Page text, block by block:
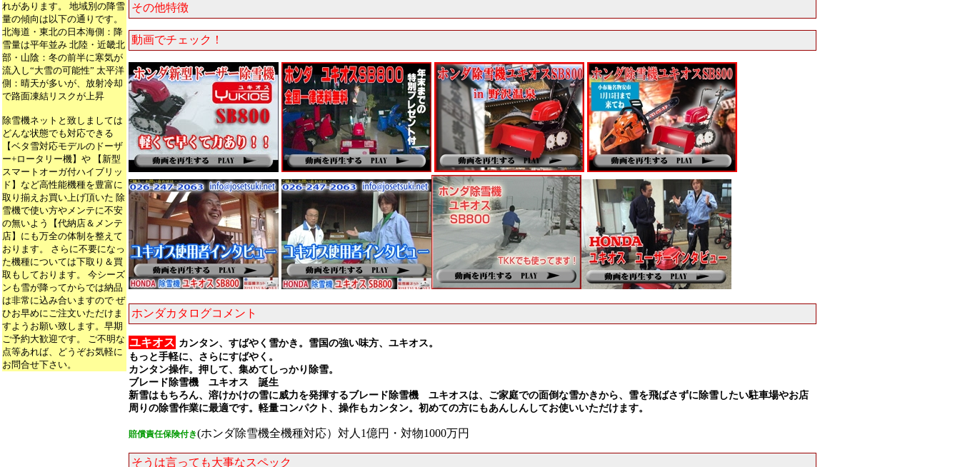
れがあります。 地域別の降雪
量の傾向は以下の通りです。
北海道・東北の日本海側：降
雪量は平年並み 北陸・近畿北
部・山陰：冬の前半に寒気が
流入し“大雪の可能性” 太平洋
側：晴天が多いが、放射冷却
で路面凍結リスクが上昇
除雪機ネットと致しましては
どんな状態でも対応できる
【ベタ雪対応モデルのドーザ
ー+ロータリー機】や 【新型
スマートオーガ付ハイブリッ
ド】など高性能機種を豊富に
取り揃えお買い上げ頂いた 除
雪機で使い方やメンテに不安
の無いよう【代納店＆メンテ
店】にも万全の体制を整えて
おります。 さらに不要になっ
た機種については下取り＆買
取もしております。 今シーズ
ンも雪が降ってからでは納品
は非常に込み合いますので ぜ
ひお早めにご注文いただけま
すようお願い致します。早期
ご予約大歓迎です。 ご不明な
点等あれば、どうぞお気軽に
お問合せ下さい。
その他特徴
動画でチェック！
ホンダカタログコメント
ユキオス カンタン、すばやく雪かき。雪国の強い味方、ユキオス。
もっと手軽に、さらにすばやく。
カンタン操作。押して、集めてしっかり除雪。
ブレード除雪機 ユキオス 誕生
新雪はもちろん、溶けかけの雪に威力を発揮するブレード除雪機 ユキオスは、ご家庭での面倒な雪かきから、雪を飛ばさずに除雪したい駐車場やお店
周りの除雪作業に最適です。軽量コンパクト、操作もカンタン。初めての方にもあんしんしてお使いいただけます。
賠償責任保険付き(ホンダ除雪機全機種対応）対人1億円・対物1000万円
そうは言っても大事なスペック